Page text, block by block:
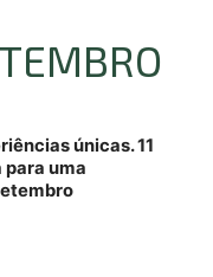
únicas. 11
para uma